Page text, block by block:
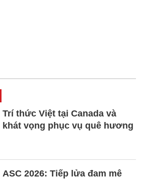
Trí thức Việt tại Canada và
khát vọng phục vụ quê hương
ASC 2026: Tiếp lửa đam mê